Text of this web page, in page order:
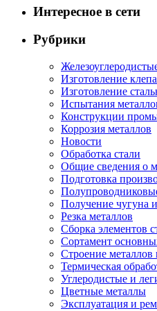
Интересное в сети
Рубрики
Изготовление
Изготовление
Испытания
Конструкции
Коррозия металлов
Новости
Обработка стали
Общие сведения о
Подготовка
Получение чугуна
Резка металлов
Сборка элементов
Сортамент
Строение металлов
Термическая
Углеродистые и
Цветные металлы
Эксплуатация и